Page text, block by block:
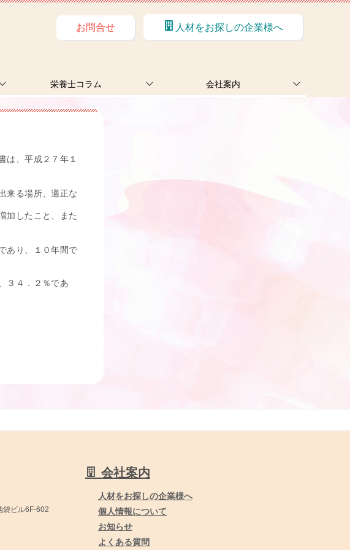
お問合せ 人材をお探しの企業様へ
栄養士コラム 会社案内
は、平成２７年１
来る場所、適正な
加したこと、また
あり、１０年間で
３４．２％であ
袋ビル6F-602
会社案内
人材をお探しの企業様へ
個人情報について
お知らせ
よくある質問